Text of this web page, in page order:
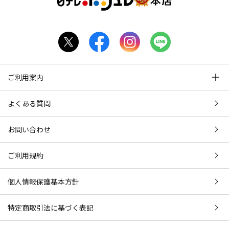
ご利用案内
よくある質問
お問い合わせ
ご利用規約
個人情報保護基本方針
特定商取引法に基づく表記